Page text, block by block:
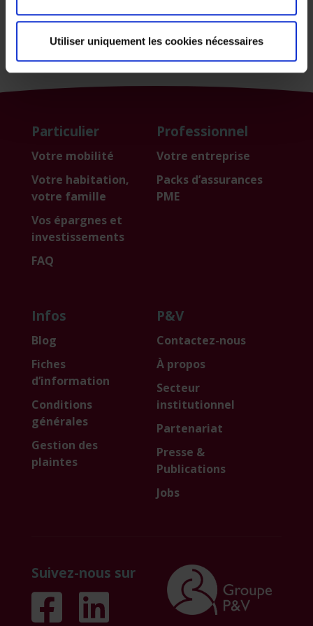
Utiliser uniquement les cookies nécessaires
Particulier
Votre mobilité
Votre habitation,
votre famille
Vos épargnes et
investissements
FAQ
Professionnel
Votre entreprise
Packs d’assurances
PME
Infos
Blog
Fiches
d’information
Conditions
générales
Gestion des
plaintes
P&V
Contactez-nous
À propos
Secteur
institutionnel
Partenariat
Presse &
Publications
Jobs
Suivez-nous sur